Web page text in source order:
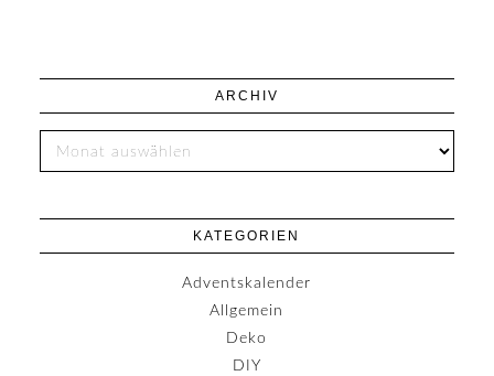
ARCHIV
KATEGORIEN
Adventskalender
Allgemein
Deko
DIY